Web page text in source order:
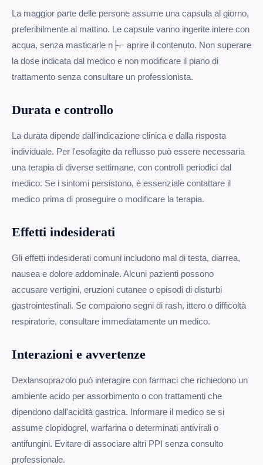
La maggior parte delle persone assume una capsula al giorno,
preferibilmente al mattino. Le capsule vanno ingerite intere con
acqua, senza masticarle n├⌐ aprire il contenuto. Non superare
la dose indicata dal medico e non modificare il piano di
trattamento senza consultare un professionista.
Durata e controllo
La durata dipende dall'indicazione clinica e dalla risposta
individuale. Per l'esofagite da reflusso può essere necessaria
una terapia di diverse settimane, con controlli periodici dal
medico. Se i sintomi persistono, è essenziale contattare il
medico prima di proseguire o modificare la terapia.
Effetti indesiderati
Gli effetti indesiderati comuni includono mal di testa, diarrea,
nausea e dolore addominale. Alcuni pazienti possono
accusare vertigini, eruzioni cutanee o episodi di disturbi
gastrointestinali. Se compaiono segni di rash, ittero o difficoltà
respiratorie, consultare immediatamente un medico.
Interazioni e avvertenze
Dexlansoprazolo può interagire con farmaci che richiedono un
ambiente acido per assorbimento o con trattamenti che
dipendono dall'acidità gastrica. Informare il medico se si
assume clopidogrel, warfarina o determinati antivirali o
antifungini. Evitare di associare altri PPI senza consulto
professionale.